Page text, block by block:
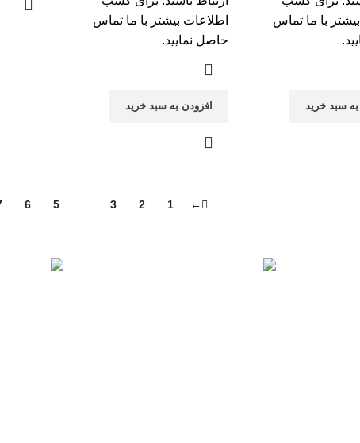
با ما تماس
سبد خرید
اطلاعات بیشتر با ما تماس
حاصل نمایید.
افزودن به سبد خرید
←
1
2
3
5
6